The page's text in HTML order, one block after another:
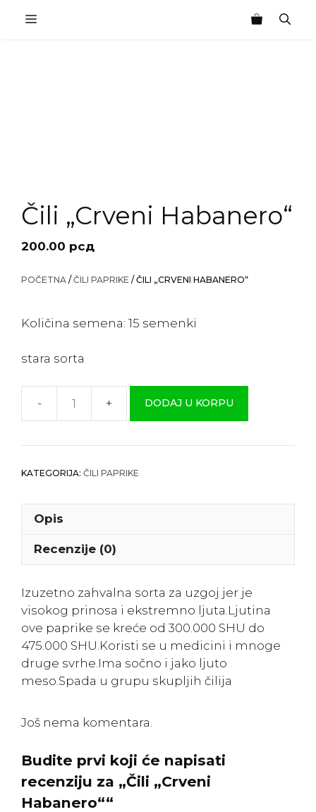
MENU
Čili „Crveni Habanero“
200.00 рсд
POČETNA /ČILI PAPRIKE / ČILI „CRVENI HABANERO“
Količina semena: 15 semenki
stara sorta
Habanero"
DODAJ U KORPU
KATEGORIJA: ČILI PAPRIKE
Opis
Recenzije (0)
Izuzetno zahvalna sorta za uzgoj jer je
visokog prinosa i ekstremno ljuta.Ljutina
ove paprike se kreće od 300.000 SHU do
475.000 SHU.Koristi se u medicini i mnoge
druge svrhe.Ima sočno i jako ljuto
meso.Spada u grupu skupljih čilija
Još nema komentara.
Budite prvi koji će napisati
recenziju za „Čili „Crveni
Habanero““